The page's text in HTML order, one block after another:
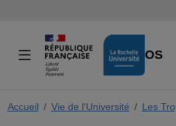
VIDÉOS
Accueil Vie de l'Université Les